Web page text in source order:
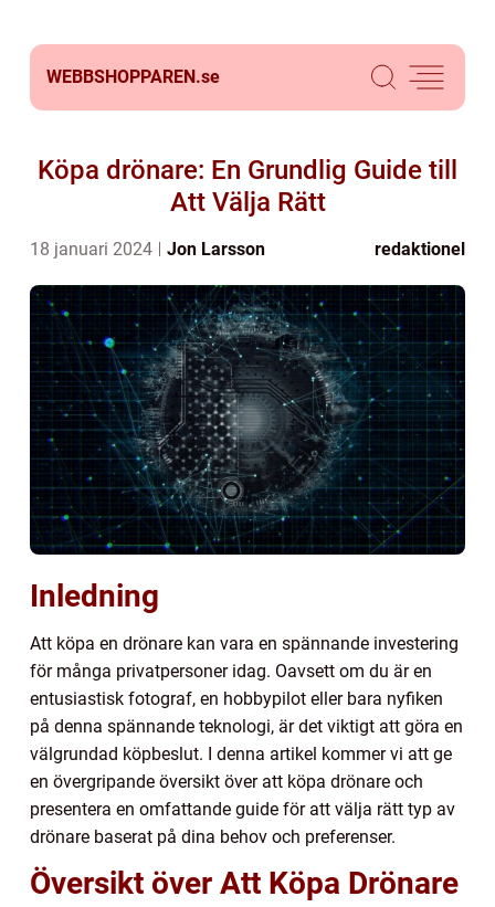
WEBBSHOPPAREN.se
Köpa drönare: En Grundlig Guide till
Att Välja Rätt
18 januari 2024 Jon Larsson redaktionel
Inledning
Att köpa en drönare kan vara en spännande investering
för många privatpersoner idag. Oavsett om du är en
entusiastisk fotograf, en hobbypilot eller bara nyfiken
på denna spännande teknologi, är det viktigt att göra en
välgrundad köpbeslut. I denna artikel kommer vi att ge
en övergripande översikt över att köpa drönare och
presentera en omfattande guide för att välja rätt typ av
drönare baserat på dina behov och preferenser.
Översikt över Att Köpa Drönare